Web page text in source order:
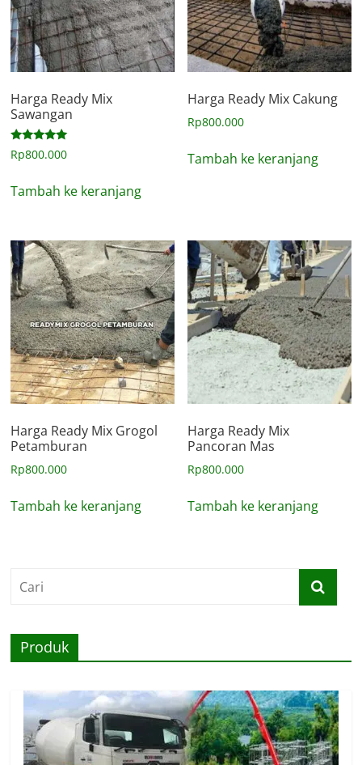
Harga Ready Mix
Sawangan
Dinilai
5.00
Rp800.000
Tambah ke keranjang
Harga Ready Mix Cakung
Rp800.000
Tambah ke keranjang
Harga Ready Mix Grogol
Petamburan
Rp800.000
Tambah ke keranjang
Harga Ready Mix
Pancoran Mas
Rp800.000
Tambah ke keranjang
Produk